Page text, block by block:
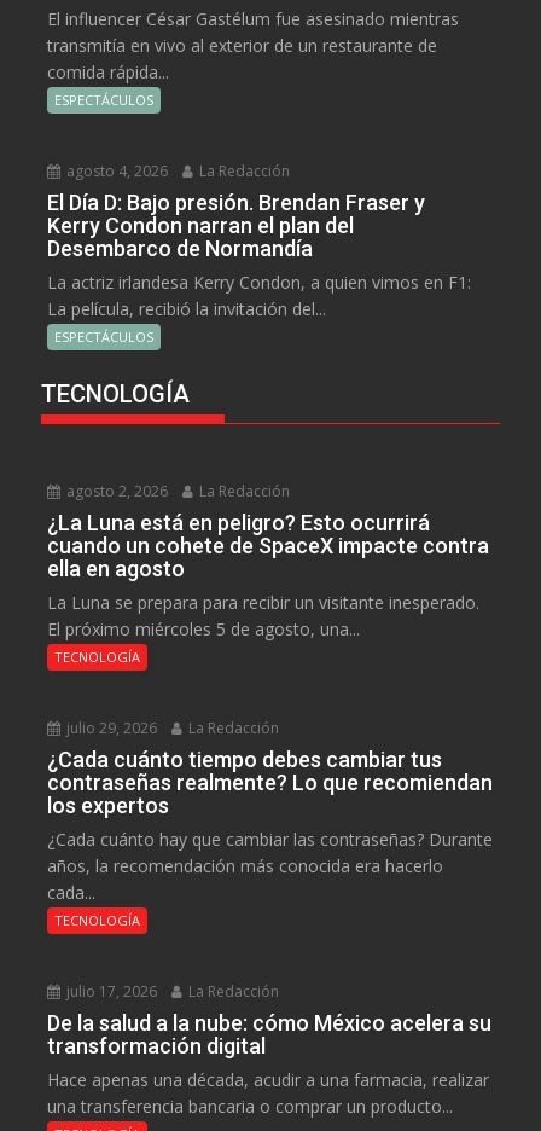
El influencer César Gastélum fue asesinado mientras
transmitía en vivo al exterior de un restaurante de
comida rápida...
ESPECTÁCULOS
agosto 4, 2026 La Redacción
El Día D: Bajo presión. Brendan Fraser y
Kerry Condon narran el plan del
Desembarco de Normandía
La actriz irlandesa Kerry Condon, a quien vimos en F1:
La película, recibió la invitación del...
ESPECTÁCULOS
TECNOLOGÍA
agosto 2, 2026 La Redacción
¿La Luna está en peligro? Esto ocurrirá
cuando un cohete de SpaceX impacte contra
ella en agosto
La Luna se prepara para recibir un visitante inesperado.
El próximo miércoles 5 de agosto, una...
TECNOLOGÍA
julio 29, 2026 La Redacción
¿Cada cuánto tiempo debes cambiar tus
contraseñas realmente? Lo que recomiendan
los expertos
¿Cada cuánto hay que cambiar las contraseñas? Durante
años, la recomendación más conocida era hacerlo
cada...
TECNOLOGÍA
julio 17, 2026 La Redacción
De la salud a la nube: cómo México acelera su
transformación digital
Hace apenas una década, acudir a una farmacia, realizar
una transferencia bancaria o comprar un producto...